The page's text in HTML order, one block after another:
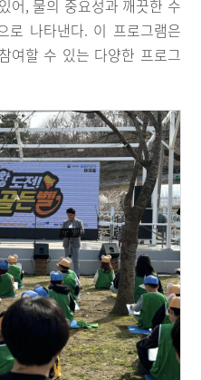
어, 물의 중요성과 깨끗한 수
로 나타낸다. 이 프로그램은
여할 수 있는 다양한 프로그